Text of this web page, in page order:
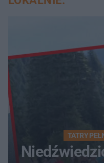
TATRY